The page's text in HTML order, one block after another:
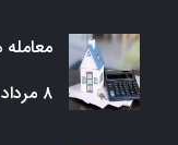
۸ مرداد ۱۴۰۵